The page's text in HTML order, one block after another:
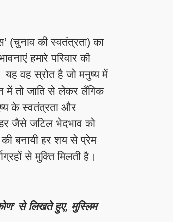
(चुनाव की स्वतंत्रता) का
हमारे परिवार की
यह वह स्रोत है जो मनुष्य में
में तो जाति से लेकर लैंगिक
के स्वतंत्रता और
जैसे जटिल भेदभाव को
बनायी हर शय से प्रेम
से मुक्ति मिलती है।
से लिखते हुए, मुस्लिम